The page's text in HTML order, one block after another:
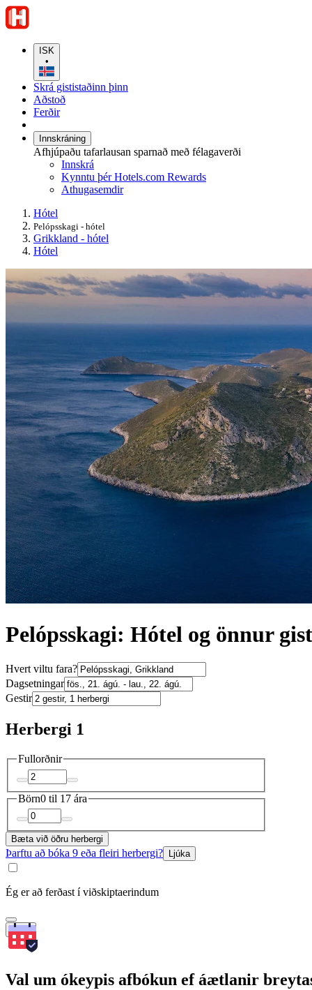
ISK
•
Skrá gististaðinn þinn
Aðstoð
Ferðir
Innskráning
Afhjúpaðu tafarlausan sparnað með félagaverði
Innskrá
Kynntu þér Hotels.com Rewards
Athugasemdir
Hótel
Pelópsskagi - hótel
Grikkland - hótel
Hótel
Pelópsskagi: Hótel og önnur
Hvert viltu fara?
Dagsetningar
Gestir
Herbergi 1
Fullorðnir
Börn0 til 17 ára
Bæta við öðru herbergi
Þarftu að bóka 9 eða fleiri herbergi? Ljúka
Ég er að ferðast í viðskiptaerindum
Leita
Val um ókeypis afbókun ef áætlanir